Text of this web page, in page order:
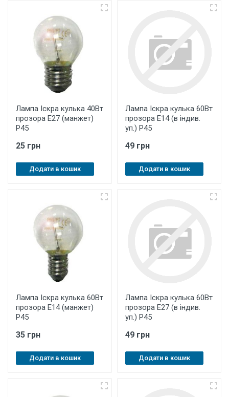
Лампа Іскра кулька 40Вт
прозора Е27 (манжет)
Р45
25 грн
Додати в кошик
Лампа Іскра кулька 60Вт
прозора Е14 (в індив.
уп.) Р45
49 грн
Додати в кошик
Лампа Іскра кулька 60Вт
прозора Е14 (манжет)
Р45
35 грн
Додати в кошик
Лампа Іскра кулька 60Вт
прозора Е27 (в індив.
уп.) Р45
49 грн
Додати в кошик